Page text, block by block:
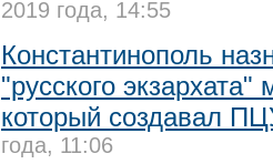
2019 года, 14:55
Константинополь
"русского экзархата"
который создавал
года, 11:06